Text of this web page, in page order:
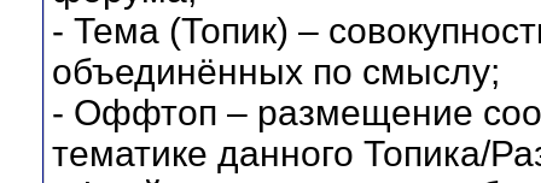
- Тема (Топик) –
объединённых по смыслу;
- Оффтоп – размещение
тематике данного Топика/